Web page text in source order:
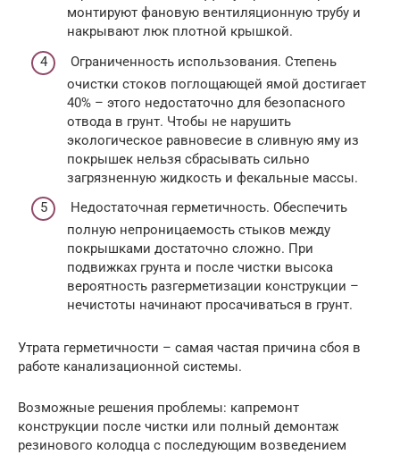
монтируют фановую вентиляционную трубу и
накрывают люк плотной крышкой.
Ограниченность использования. Степень
очистки стоков поглощающей ямой достигает
40% – этого недостаточно для безопасного
отвода в грунт. Чтобы не нарушить
экологическое равновесие в сливную яму из
покрышек нельзя сбрасывать сильно
загрязненную жидкость и фекальные массы.
Недостаточная герметичность. Обеспечить
полную непроницаемость стыков между
покрышками достаточно сложно. При
подвижках грунта и после чистки высока
вероятность разгерметизации конструкции –
нечистоты начинают просачиваться в грунт.
Утрата герметичности – самая частая причина сбоя в
работе канализационной системы.
Возможные решения проблемы: капремонт
конструкции после чистки или полный демонтаж
резинового колодца с последующим возведением